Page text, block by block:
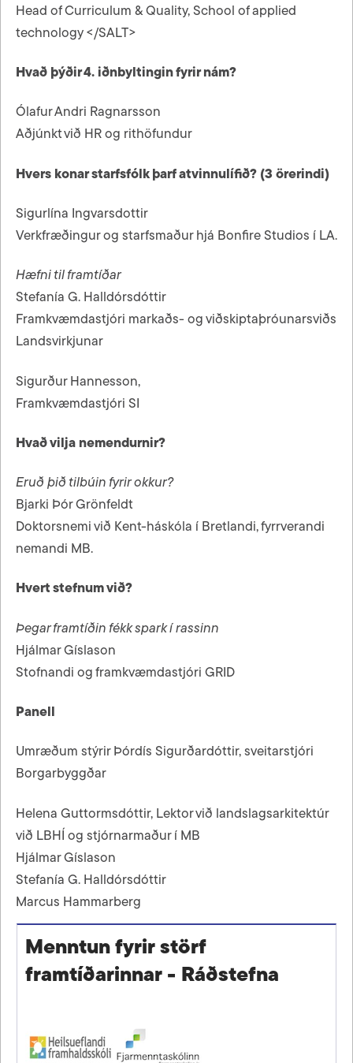
Head of Curriculum & Quality, School of applied
technology </SALT>
Hvað þýðir 4. iðnbyltingin fyrir nám?
Ólafur Andri Ragnarsson
Aðjúnkt við HR og rithöfundur
Hvers konar starfsfólk þarf atvinnulífið? (3 örerindi)
Sigurlína Ingvarsdottir
Verkfræðingur og starfsmaður hjá Bonfire Studios í LA.
Hæfni til framtíðar
Stefanía G. Halldórsdóttir
Framkvæmdastjóri markaðs- og viðskiptaþróunarsviðs
Landsvirkjunar
Sigurður Hannesson,
Framkvæmdastjóri SI
Hvað vilja nemendurnir?
Eruð þið tilbúin fyrir okkur?
Bjarki Þór Grönfeldt
Doktorsnemi við Kent-háskóla í Bretlandi, fyrrverandi
nemandi MB.
Hvert stefnum við?
Þegar framtíðin fékk spark í rassinn
Hjálmar Gíslason
Stofnandi og framkvæmdastjóri GRID
Panell
Umræðum stýrir Þórdís Sigurðardóttir, sveitarstjóri
Borgarbyggðar
Helena Guttormsdóttir, Lektor við landslagsarkitektúr
við LBHÍ og stjórnarmaður í MB
Hjálmar Gíslason
Stefanía G. Halldórsdóttir
Marcus Hammarberg
Menntun fyrir störf
framtíðarinnar - Ráðstefna